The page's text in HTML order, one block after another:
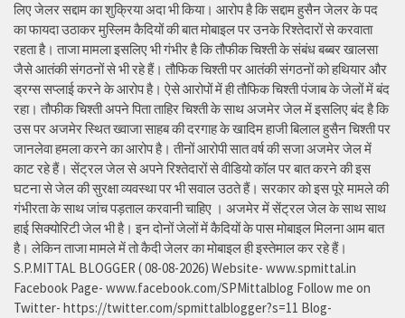
लिए जेलर सद्दाम का शुक्रिया अदा भी किया। आरोप है कि सद्दाम हुसैन जेलर के पद
का फायदा उठाकर मुस्लिम कैदियों की बात मोबाइल पर उनके रिश्तेदारों से करवाता
रहता है। ताजा मामला इसलिए भी गंभीर है कि तौफीक चिश्ती के संबंध बब्बर खालसा
जैसे आतंकी संगठनों से भी रहे हैं। तौफिक चिश्ती पर आतंकी संगठनों को हथियार और
ड्रग्स सप्लाई करने के आरोप है। ऐसे आरोपों में ही तौफिक चिश्ती पंजाब के जेलों में बंद
रहा। तौफीक चिश्ती अपने पिता ताहिर चिश्ती के साथ अजमेर जेल में इसलिए बंद है कि
उस पर अजमेर स्थित ख्वाजा साहब की दरगाह के खादिम हाजी बिलाल हुसैन चिश्ती पर
जानलेवा हमला करने का आरोप है। तीनों आरोपी सात वर्ष की सजा अजमेर जेल में
काट रहे हैं। सेंट्रल जेल से अपने रिश्तेदारों से वीडियो कॉल पर बात करने की इस
घटना से जेल की सुरक्षा व्यवस्था पर भी सवाल उठते हैं। सरकार को इस पूरे मामले की
गंभीरता के साथ जांच पड़ताल करवानी चाहिए । अजमेर में सेंट्रल जेल के साथ साथ
हाई सिक्योरिटी जेल भी है। इन दोनों जेलों में कैदियों के पास मोबाइल मिलना आम बात
है। लेकिन ताजा मामले में तो कैदी जेलर का मोबाइल ही इस्तेमाल कर रहे हैं।
S.P.MITTAL BLOGGER ( 08-08-2026) Website- www.spmittal.in
Facebook Page- www.facebook.com/SPMittalblog Follow me on
Twitter- https://twitter.com/spmittalblogger?s=11 Blog-